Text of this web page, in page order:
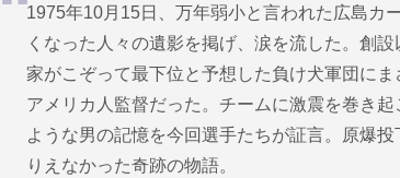
1975年10月15日、万年弱小と言われた広島カ
くなった人々の遺影を掲げ、涙を流した。創
家がこぞって最下位と予想した負け犬軍団に
アメリカ人監督だった。チームに激震を巻き
ような男の記憶を今回選手たちが証言。原爆
りえなかった奇跡の物語。